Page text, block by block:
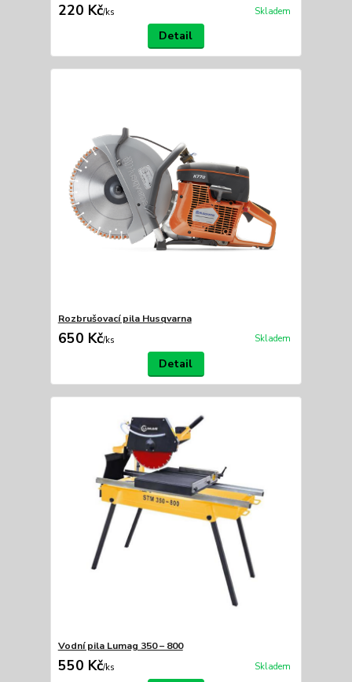
220 Kč/ks Skladem
Detail
Rozbrušovací pila Husqvarna
650 Kč/ks Skladem
Detail
Vodní pila Lumag 350 – 800
550 Kč/ks Skladem